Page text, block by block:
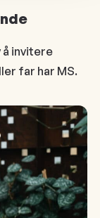
å invitere
far har MS.